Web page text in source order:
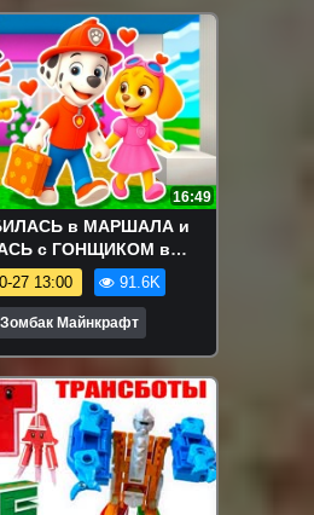
16:49
в МАРШАЛА и
с ГОНЩИКОМ в
ПАТРУЛЬ PAW
МУЛЬТИК
27 13:00 91.6K
Зомбак Майнкрафт